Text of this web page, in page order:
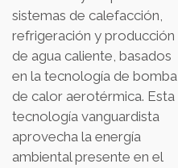
sistemas de calefacción,
refrigeración y producción
de agua caliente, basados
en la tecnología de bomba
de calor aerotérmica. Esta
tecnología vanguardista
aprovecha la energía
ambiental presente en el